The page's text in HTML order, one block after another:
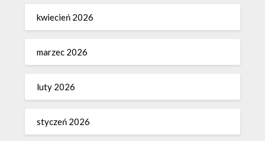
kwiecień 2026
marzec 2026
luty 2026
styczeń 2026